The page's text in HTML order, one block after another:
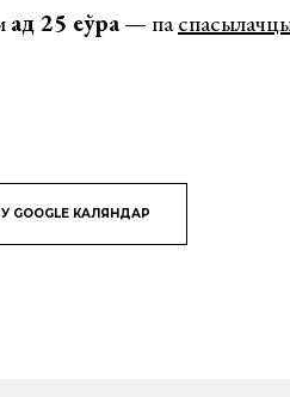
ад 25 еўра— па
GOOGLE КАЛЯНДАР